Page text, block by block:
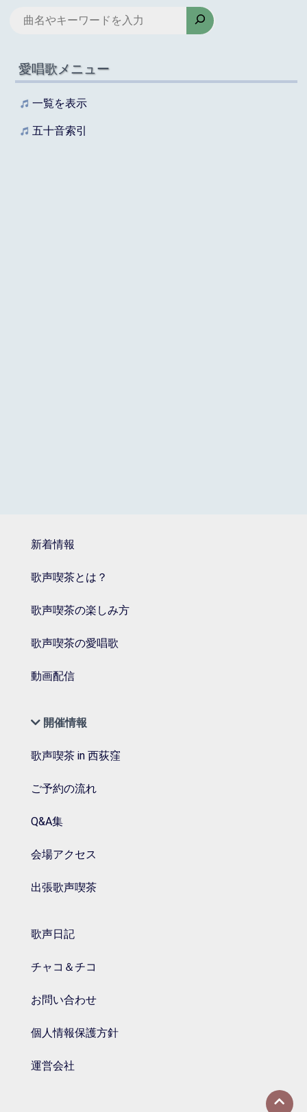
愛唱歌メニュー
一覧を表示
五十音索引
新着情報
歌声喫茶とは？
歌声喫茶の楽しみ方
歌声喫茶の愛唱歌
動画配信
開催情報
歌声喫茶 in 西荻窪
ご予約の流れ
Q&A集
会場アクセス
出張歌声喫茶
歌声日記
チャコ＆チコ
お問い合わせ
個人情報保護方針
運営会社